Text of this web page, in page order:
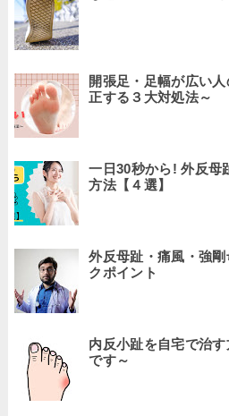
開張足・足幅が広い
正する３大対処法～
一日30秒から! 外反母
方法【４選】
外反母趾・痛風・強
クポイント
内反小趾を自宅で治
です～